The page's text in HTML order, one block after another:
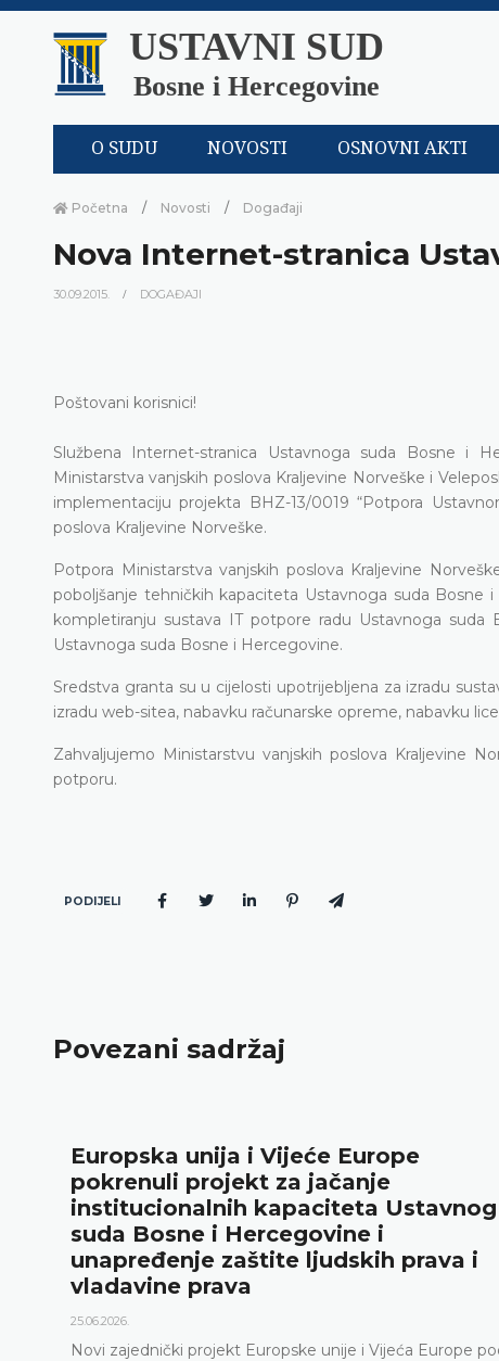
USTAVNI SUD
Bosne i Hercegovine
O SUDU NOVOSTI OSNOVNI AKTI
Početna Novosti Događaji
Nova Internet-stranica
30.09.2015. DOGAĐAJI
Poštovani korisnici!
Službena Internet-stranica Ustavnoga suda Bosne i
Ministarstva vanjskih poslova Kraljevine Norveške i
implementaciju projekta BHZ-13/0019 “Potpora
poslova Kraljevine Norveške.
Potpora Ministarstva vanjskih poslova Kraljevine
poboljšanje tehničkih kapaciteta Ustavnoga suda Bosne
kompletiranju sustava IT potpore radu Ustavnoga
Ustavnoga suda Bosne i Hercegovine.
Sredstva granta su u cijelosti upotrijebljena za izradu
izradu web-sitea, nabavku računarske opreme, nabavku
Zahvaljujemo Ministarstvu vanjskih poslova Kraljevine
potporu.
PODIJELI
Povezani sadržaj
Europska unija i Vijeće Europe
pokrenuli projekt za jačanje
institucionalnih kapaciteta Ustavnog
suda Bosne i Hercegovine i
unapređenje zaštite ljudskih prava i
vladavine prava
25.06.2026.
Novi zajednički projekt Europske unije i Vijeća Europe